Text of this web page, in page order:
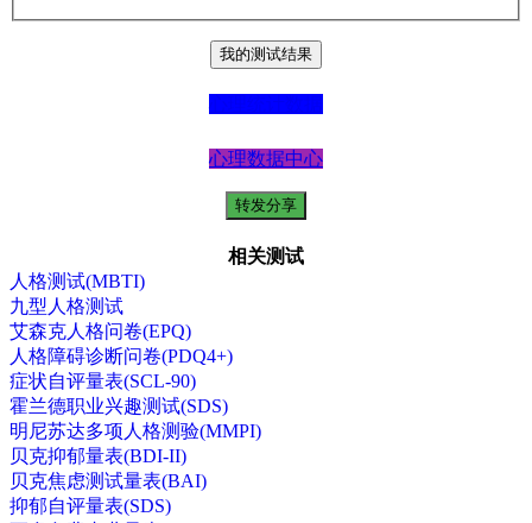
心理数据中心
相关测试
人格测试(MBTI)
九型人格测试
艾森克人格问卷(EPQ)
人格障碍诊断问卷(PDQ4+)
症状自评量表(SCL-90)
霍兰德职业兴趣测试(SDS)
明尼苏达多项人格测验(MMPI)
贝克抑郁量表(BDI-II)
贝克焦虑测试量表(BAI)
抑郁自评量表(SDS)